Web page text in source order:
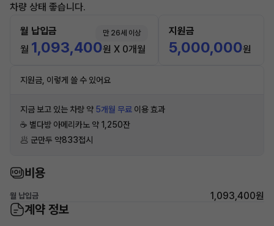
차량 상태 좋습니다.
월 납입금 만 26세 이상
월 1,093,400원 X 0개월
지원금
5,000,000원
지원금, 이렇게 쓸 수 있어요
지금 보고 있는 차량 약 5개월 무료 이용 효과
☕️ 별다방 아메리카노 약 1,250잔
🥟 군만두 약833접시
비용
월 납입금 1,093,400원
계약 정보